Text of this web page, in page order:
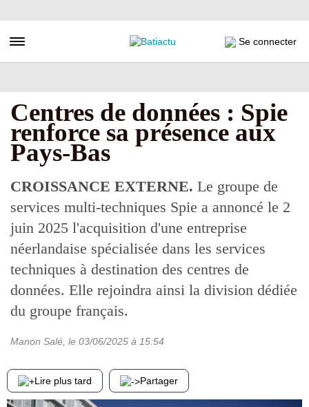
au
principal
Toggle navigation Se connecter
Centres de données : Spie
renforce sa présence aux
Pays-Bas
CROISSANCE EXTERNE. Le groupe de
services multi-techniques Spie a annoncé le 2
juin 2025 l'acquisition d'une entreprise
néerlandaise spécialisée dans les services
techniques à destination des centres de
données. Elle rejoindra ainsi la division dédiée
du groupe français.
Manon Salé , le 03/06/2025 à 15:54
Lire plus tard Partager